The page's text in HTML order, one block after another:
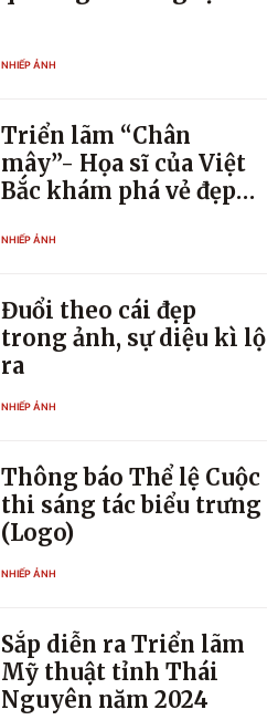
NHIẾP ẢNH
Triển lãm “Chân
mây”- Họa sĩ của Việt
Bắc khám phá vẻ đẹp
NHIẾP ẢNH
Đuổi theo cái đẹp
trong ảnh, sự diệu kì lộ
ra
NHIẾP ẢNH
Thông báo Thể lệ Cuộc
thi sáng tác biểu trưng
(Logo)
NHIẾP ẢNH
Sắp diễn ra Triển lãm
Mỹ thuật tỉnh Thái
Nguyên năm 2024